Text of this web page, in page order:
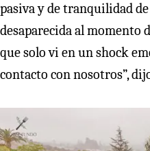
pasiva y de tranquilidad
desaparecida al momento
que solo vi en un shock
contacto con nosotros”,